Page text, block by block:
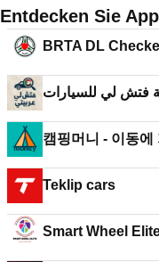
Entdecken Sie
BRTA DL
فتش لي للسيارات
캠핑머니 - 이동에
Teklip cars
Smart Wheel